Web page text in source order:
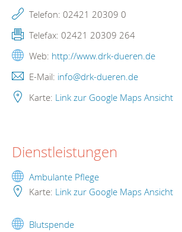
Telefon: 02421 20309 0
Telefax: 02421 20309 264
Web: http://www.drk-dueren.de
E-Mail: info@drk-dueren.de
Karte: Link zur Google Maps Ansicht
Dienstleistungen
Ambulante Pflege
Karte: Link zur Google Maps Ansicht
Blutspende